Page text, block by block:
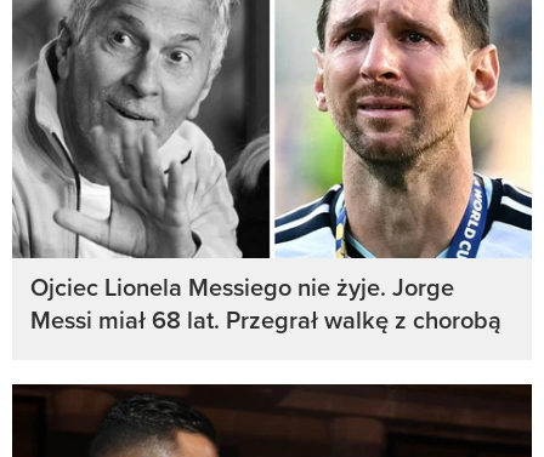
Ojciec Lionela Messiego nie żyje. Jorge
Messi miał 68 lat. Przegrał walkę z chorobą